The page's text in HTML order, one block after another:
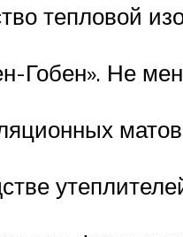
тепловой
Гобен». Не